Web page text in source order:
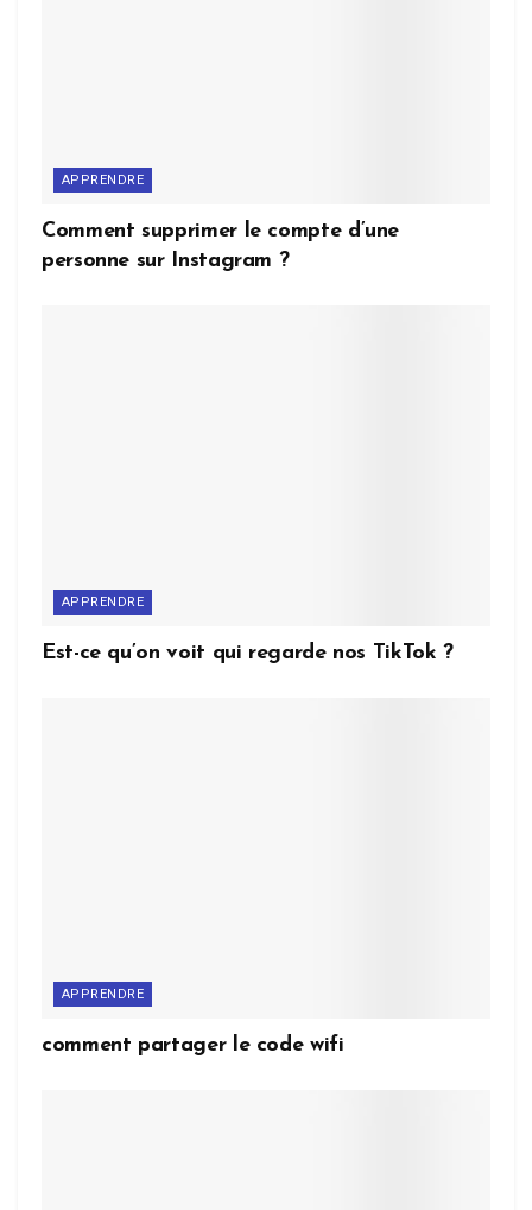
APPRENDRE
Comment supprimer le compte d’une
personne sur Instagram ?
APPRENDRE
Est-ce qu’on voit qui regarde nos TikTok ?
APPRENDRE
comment partager le code wifi